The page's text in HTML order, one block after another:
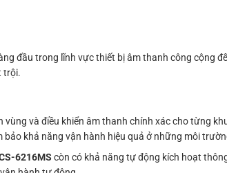
đầu trong lĩnh vực thiết bị âm thanh công cộng
trội.
và điều khiển âm thanh chính xác cho từng
khả năng vận hành hiệu quả ở những môi
6216MS còn có khả năng tự động kích hoạt